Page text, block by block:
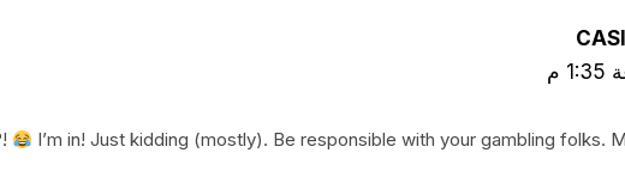
I’m in! Just kidding (mostly). Be responsible with your gambling folks.